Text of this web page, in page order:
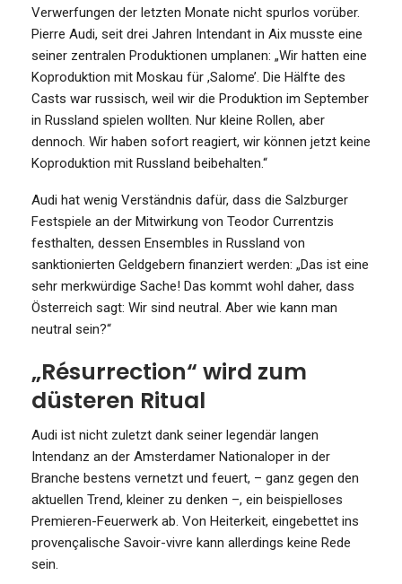
Verwerfungen der letzten Monate nicht spurlos vorüber.
Pierre Audi, seit drei Jahren Intendant in Aix musste eine
seiner zentralen Produktionen umplanen: „Wir hatten eine
Koproduktion mit Moskau für ,Salome’. Die Hälfte des
Casts war russisch, weil wir die Produktion im September
in Russland spielen wollten. Nur kleine Rollen, aber
dennoch. Wir haben sofort reagiert, wir können jetzt keine
Koproduktion mit Russland beibehalten.“
Audi hat wenig Verständnis dafür, dass die Salzburger
Festspiele an der Mitwirkung von Teodor Currentzis
festhalten, dessen Ensembles in Russland von
sanktionierten Geldgebern finanziert werden: „Das ist eine
sehr merkwürdige Sache! Das kommt wohl daher, dass
Österreich sagt: Wir sind neutral. Aber wie kann man
neutral sein?“
„Résurrection“ wird zum
düsteren Ritual
Audi ist nicht zuletzt dank seiner legendär langen
Intendanz an der Amsterdamer Nationaloper in der
Branche bestens vernetzt und feuert, – ganz gegen den
aktuellen Trend, kleiner zu denken –, ein beispielloses
Premieren-Feuerwerk ab. Von Heiterkeit, eingebettet ins
provençalische Savoir-vivre kann allerdings keine Rede
sein.